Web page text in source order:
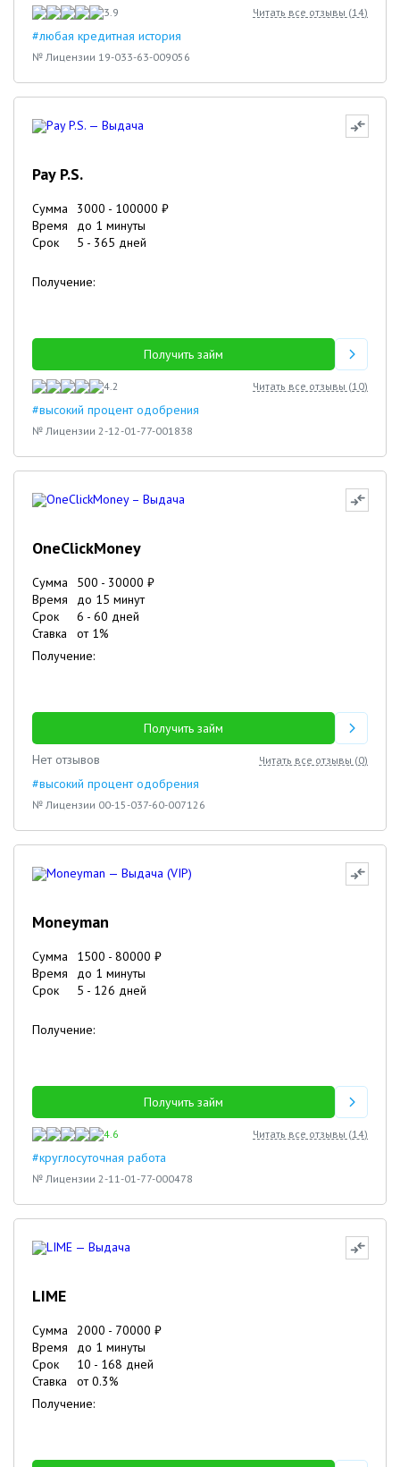
3.9 Читать все отзывы (14)
#любая кредитная история
№ Лицензии 19-033-63-009056
Pay P.S.
Сумма 3000 - 100000 ₽
Время
до 1 минуты
Срок
5 - 365 дней
Получение:
Получить займ
4.2 Читать все отзывы (10)
#высокий процент одобрения
№ Лицензии 2-12-01-77-001838
OneClickMoney
Сумма 500 - 30000 ₽
Время
до 15 минут
Срок
6 - 60 дней
Ставка
от 1%
Получение:
Получить займ
Нет отзывов
Читать все отзывы (0)
#высокий процент одобрения
№ Лицензии 00-15-037-60-007126
Moneyman
Сумма 1500 - 80000 ₽
Время
до 1 минуты
Срок
5 - 126 дней
Получение:
Получить займ
4.6 Читать все отзывы (14)
#круглосуточная работа
№ Лицензии 2-11-01-77-000478
LIME
Сумма 2000 - 70000 ₽
Время
до 1 минуты
Срок
10 - 168 дней
Ставка
от0.3%
Получение: